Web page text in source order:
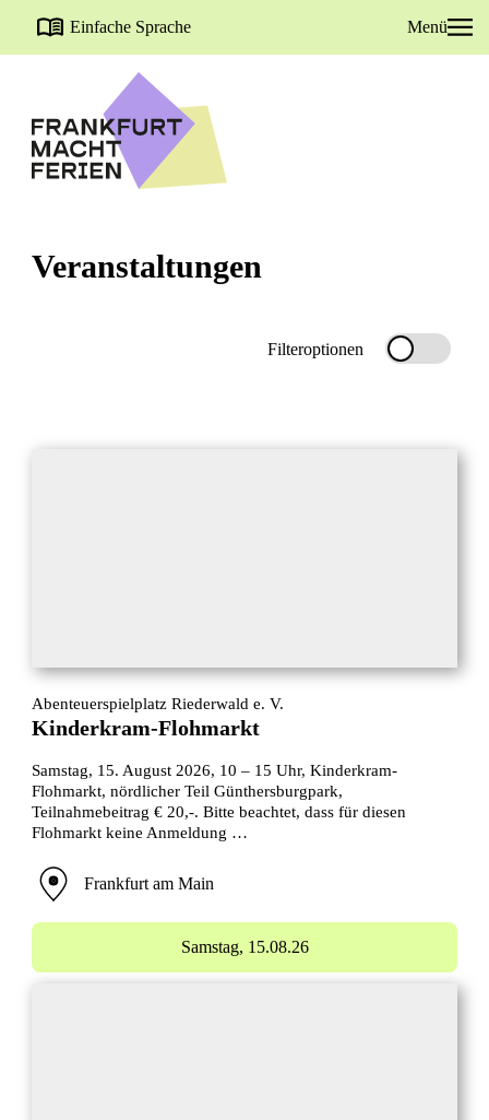
Einfache Sprache Menü
Veranstaltungen
Filteroptionen
Abenteuerspielplatz Riederwald e. V.
Kinderkram-Flohmarkt
Samstag, 15. August 2026, 10 – 15 Uhr, Kinderkram-
Flohmarkt, nördlicher Teil Günthersburgpark,
Teilnahmebeitrag € 20,-. Bitte beachtet, dass für diesen
Flohmarkt keine Anmeldung …
Frankfurt am Main
Samstag, 15.08.26